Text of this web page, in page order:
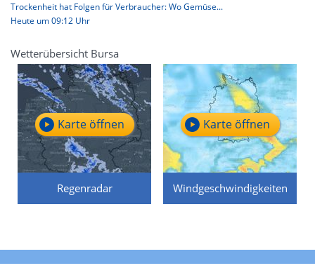
Trockenheit hat Folgen für Verbraucher: Wo Gemüse...
Heute um 09:12 Uhr
Wetterübersicht Bursa
Regenradar
Karte öffnen
Windgeschwindigkeiten
Karte öffnen